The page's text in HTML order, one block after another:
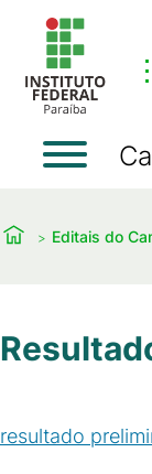
⋮
Editais do
resultado